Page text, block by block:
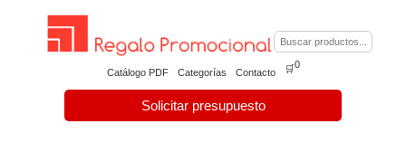
Catálogo PDF Categorías Contacto
Solicitar presupuesto
🛒0